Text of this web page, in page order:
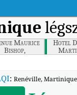
Maurice
Bishop,
Hotel
: Renéville,